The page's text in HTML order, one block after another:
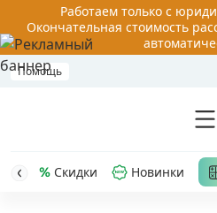
Работаем только с
Окончательная стоимость
Помощь
Скидки Новинки